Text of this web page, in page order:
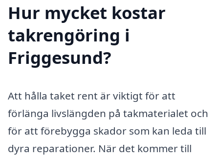
Hur mycket kostar
takrengöring i
Friggesund?
Att hålla taket rent är viktigt för att
förlänga livslängden på takmaterialet och
för att förebygga skador som kan leda till
dyra reparationer. När det kommer till